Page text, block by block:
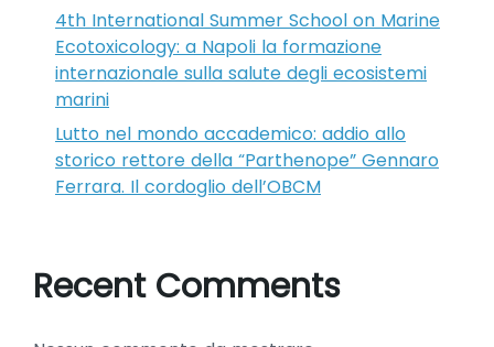
4th International Summer School on Marine
Ecotoxicology: a Napoli la formazione
internazionale sulla salute degli ecosistemi
marini
Lutto nel mondo accademico: addio allo
storico rettore della “Parthenope” Gennaro
Ferrara. Il cordoglio dell’OBCM
Recent Comments